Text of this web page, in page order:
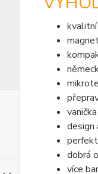
design
dobrá
více